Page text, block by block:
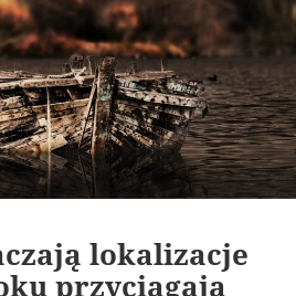
lokalizacje
przyciągają